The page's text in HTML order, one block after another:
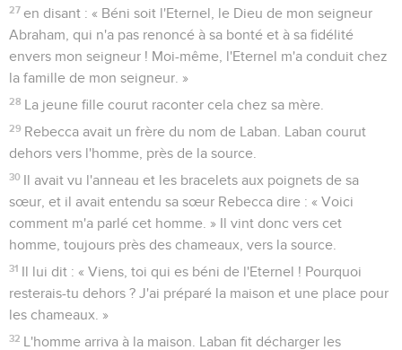
27 en disant : « Béni soit l'Eternel, le Dieu de mon seigneur
Abraham, qui n'a pas renoncé à sa bonté et à sa fidélité
envers mon seigneur ! Moi-même, l'Eternel m'a conduit chez
la famille de mon seigneur. »
28 La jeune fille courut raconter cela chez sa mère.
29 Rebecca avait un frère du nom de Laban. Laban courut
dehors vers l'homme, près de la source.
30 Il avait vu l'anneau et les bracelets aux poignets de sa
sœur, et il avait entendu sa sœur Rebecca dire : « Voici
comment m'a parlé cet homme. » Il vint donc vers cet
homme, toujours près des chameaux, vers la source.
31 Il lui dit : « Viens, toi qui es béni de l'Eternel ! Pourquoi
resterais-tu dehors ? J'ai préparé la maison et une place pour
les chameaux. »
32 L'homme arriva à la maison. Laban fit décharger les